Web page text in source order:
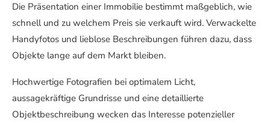
Die Präsentation einer Immobilie bestimmt maßgeblich, wie
schnell und zu welchem Preis sie verkauft wird. Verwackelte
Handyfotos und lieblose Beschreibungen führen dazu, dass
Objekte lange auf dem Markt bleiben.
Hochwertige Fotografien bei optimalem Licht,
aussagekräftige Grundrisse und eine detaillierte
Objektbeschreibung wecken das Interesse potenzieller